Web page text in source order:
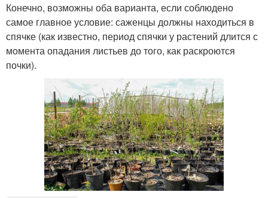
Конечно, возможны оба варианта, если соблюдено
самое главное условие: саженцы должны находиться в
спячке (как известно, период спячки у растений длится с
момента опадания листьев до того, как раскроются
почки).